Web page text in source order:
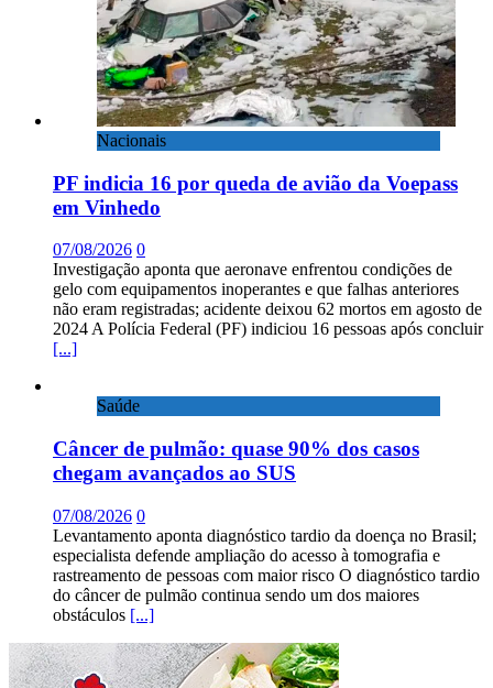
Nacionais
PF indicia 16 por queda de avião da Voepass
em Vinhedo
07/08/2026 0
Investigação aponta que aeronave enfrentou condições de
gelo com equipamentos inoperantes e que falhas anteriores
não eram registradas; acidente deixou 62 mortos em agosto de
2024 A Polícia Federal (PF) indiciou 16 pessoas após concluir
[...]
Saúde
Câncer de pulmão: quase 90% dos casos
chegam avançados ao SUS
07/08/2026 0
Levantamento aponta diagnóstico tardio da doença no Brasil;
especialista defende ampliação do acesso à tomografia e
rastreamento de pessoas com maior risco O diagnóstico tardio
do câncer de pulmão continua sendo um dos maiores
obstáculos [...]